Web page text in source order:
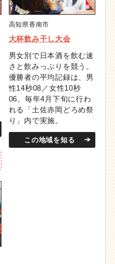
高知県香南市
大杯飲み干し大会
男女別で日本酒を飲む速
さと飲みっぷりを競う。
優勝者の平均記録は、男
性14秒08／女性10秒
06。毎年4月下旬に行わ
れる「土佐赤岡どろめ祭
り」内で実施。
この地域を知る